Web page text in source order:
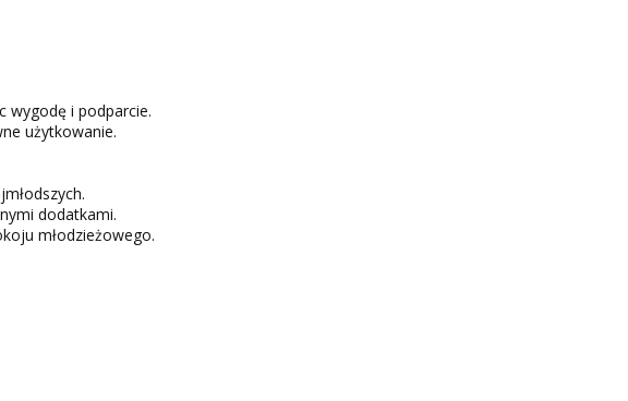
wygodę i podparcie.
użytkowanie.
dodatkami.
młodzieżowego.